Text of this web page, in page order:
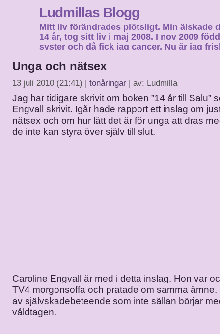
Ludmillas Blogg
Mitt liv förändrades plötsligt. Min älskade
14 år, tog sitt liv i maj 2008. I nov 2009
syster och då fick jag cancer. Nu är jag
Unga och nätsex
13 juli 2010 (21:41) | tonåringar | av: Ludmilla
Jag har tidigare skrivit om boken ”14 år till Salu”
Engvall skrivit. Igår hade rapport ett inslag om
nätsex och om hur lätt det är för unga att dras
de inte kan styra över själv till slut.
Caroline Engvall är med i detta inslag. Hon var
TV4 morgonsoffa och pratade om samma ämne.
av självskadebeteende som inte sällan börjar
våldtagen.